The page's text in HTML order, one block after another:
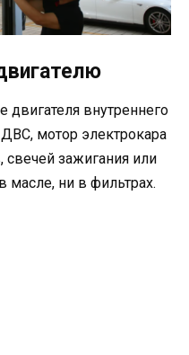
двигателя внутреннего
мотор электрокара
зажигания или
масле, ни в фильтрах.